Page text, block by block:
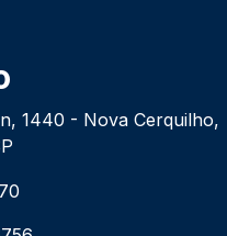
1440 - Nova Cerquilho,